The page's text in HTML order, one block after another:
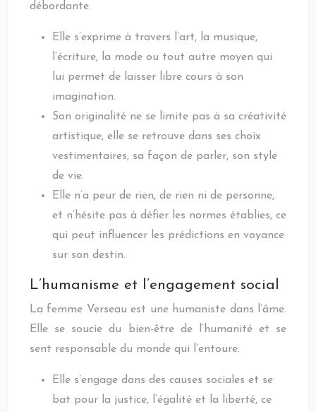
débordante.
Elle s’exprime à travers l’art, la musique,
l’écriture, la mode ou tout autre moyen qui
lui permet de laisser libre cours à son
imagination.
Son originalité ne se limite pas à sa créativité
artistique, elle se retrouve dans ses choix
vestimentaires, sa façon de parler, son style
de vie.
Elle n’a peur de rien, de rien ni de personne,
et n’hésite pas à défier les normes établies, ce
qui peut influencer les prédictions en voyance
sur son destin.
L’humanisme et l’engagement social
La femme Verseau est une humaniste dans l’âme.
Elle se soucie du bien-être de l’humanité et se
sent responsable du monde qui l’entoure.
Elle s’engage dans des causes sociales et se
bat pour la justice, l’égalité et la liberté, ce